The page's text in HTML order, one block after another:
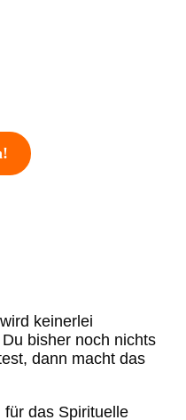
keinerlei
bisher noch nichts
dann macht das
das Spirituelle